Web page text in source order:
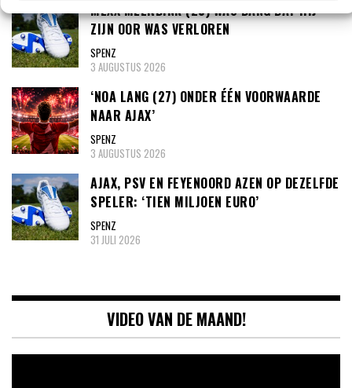
MEXX MEERDINK (23) WAS BANG DAT HIJ
ZIJN OOR WAS VERLOREN
SPENZ
3 AUGUSTUS 2026
‘NOA LANG (27) ONDER ÉÉN VOORWAARDE
NAAR AJAX’
SPENZ
3 AUGUSTUS 2026
AJAX, PSV EN FEYENOORD AZEN OP DEZELFDE
SPELER: ‘TIEN MILJOEN EURO’
SPENZ
31 JULI 2026
VIDEO VAN DE MAAND!